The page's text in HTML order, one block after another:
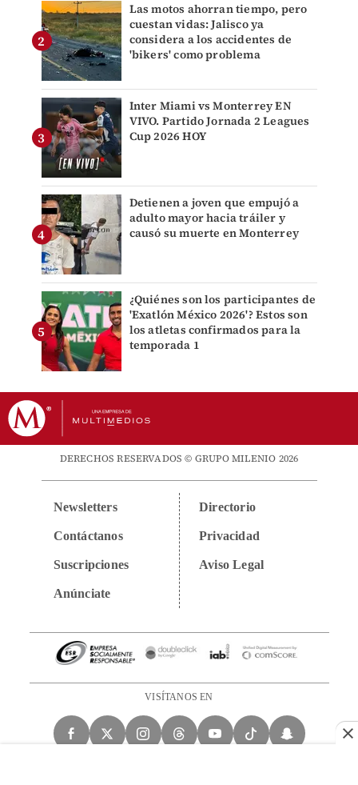
Las motos ahorran tiempo, pero
cuestan vidas: Jalisco ya
considera a los accidentes de
'bikers' como problema
Inter Miami vs Monterrey EN
VIVO. Partido Jornada 2 Leagues
Cup 2026 HOY
Detienen a joven que empujó a
adulto mayor hacia tráiler y
causó su muerte en Monterrey
¿Quiénes son los participantes de
'Exatlón México 2026'? Estos son
los atletas confirmados para la
temporada 1
DERECHOS RESERVADOS © GRUPO MILENIO 2026
Newsletters
Contáctanos
Suscripciones
Anúnciate
Directorio
Privacidad
Aviso Legal
VISÍTANOS EN